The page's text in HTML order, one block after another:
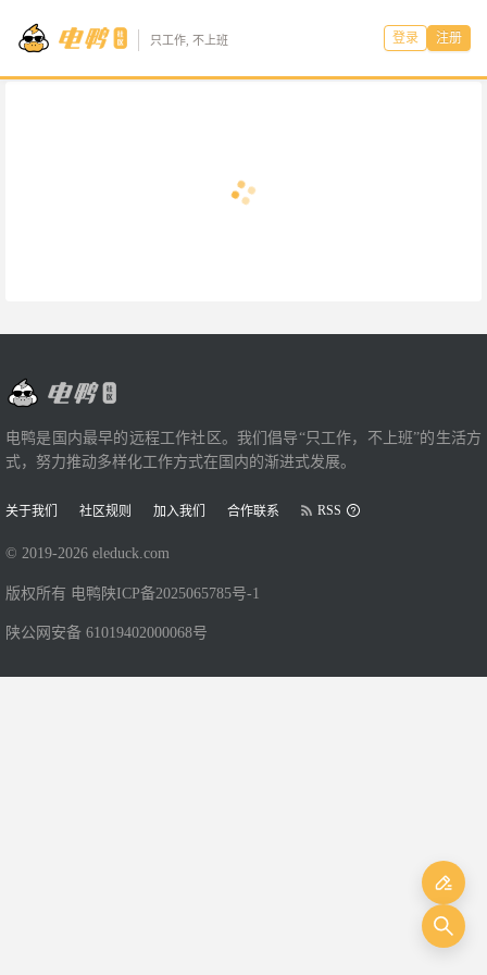
只工作, 不上班 登录 注册
电鸭是国内最早的远程工作社区。我们倡导“只工作，不上班”的生活方
式，努力推动多样化工作方式在国内的渐进式发展。
关于我们 社区规则 加入我们 合作联系 RSS
© 2019-2026 eleduck.com
版权所有 电鸭 陕ICP备2025065785号-1
陕公网安备 61019402000068号